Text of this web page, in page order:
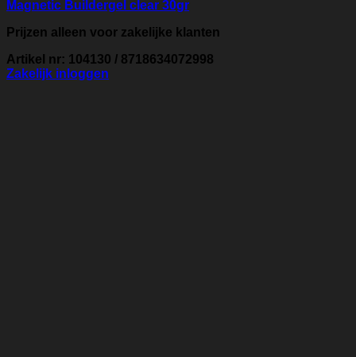
Magnetic Buildergel clear 30gr
Prijzen alleen voor zakelijke klanten
Artikel nr: 104130 / 8718634072998
Zakelijk inloggen